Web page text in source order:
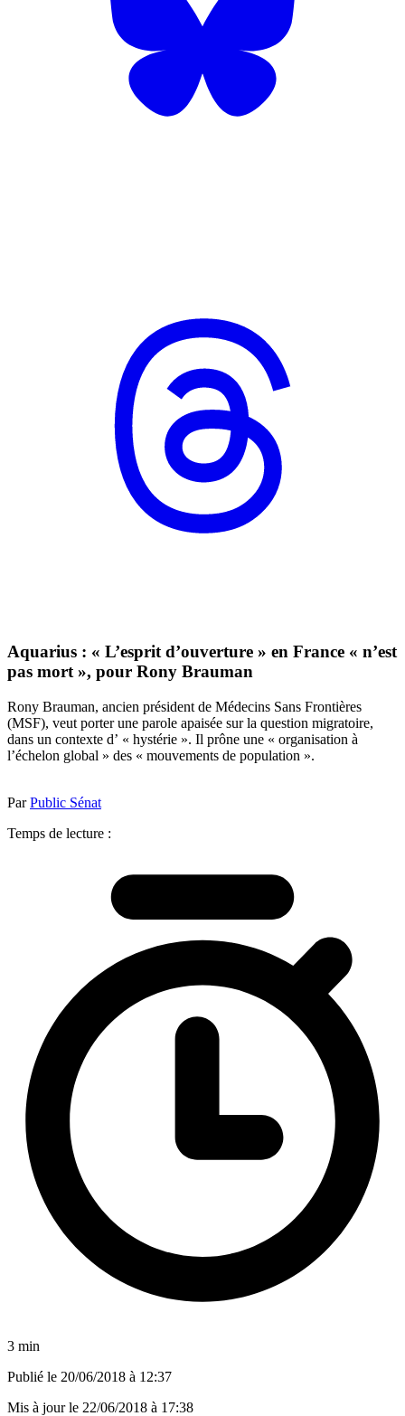
Aquarius : « L’esprit d’ouverture » en France « n’est
pas mort », pour Rony Brauman
Rony Brauman, ancien président de Médecins Sans Frontières
(MSF), veut porter une parole apaisée sur la question migratoire,
dans un contexte d’ « hystérie ». Il prône une « organisation à
l’échelon global » des « mouvements de population ».
ParPublic Sénat
Temps de lecture :
3 min
Publié le 20/06/2018 à 12:37
Mis à jour le 22/06/2018 à 17:38